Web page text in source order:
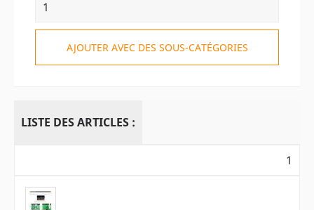
AJOUTER AVEC DES SOUS-CATÉGORIES
LISTE DES ARTICLES :
1